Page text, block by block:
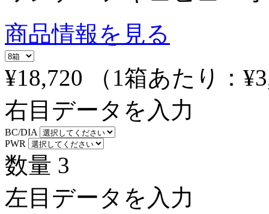
商品情報を見る
¥18,720
（1箱あたり：
右目データを入力
BC/DIA
PWR
数量 3
左目データを入力